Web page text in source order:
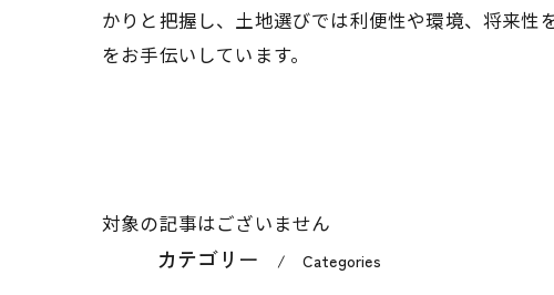
かりと把握し、土地選びでは利便性や環境、将来
をお手伝いしています。
対象の記事はございません
カテゴリー Categories